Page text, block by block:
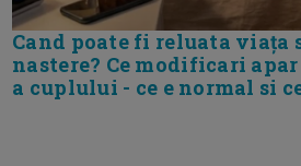
Cand poate fi reluata viața
nastere? Ce modificari
a cuplului - ce e normal si